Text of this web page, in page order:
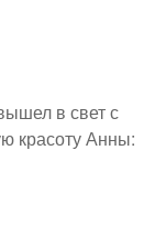
в свет с
красоту Анны: